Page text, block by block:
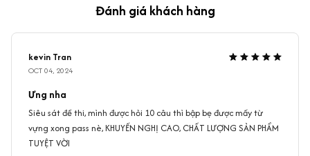
Đánh giá khách hàng
kevin Tran
OCT 04, 2024
Ưng nha
Siêu sát đề thi, mình được hỏi 10 câu thì bập bẹ được mấy từ
vựng xong pass nè, KHUYẾN NGHỊ CAO, CHẤT LƯỢNG SẢN PHẨM
TUYỆT VỜI